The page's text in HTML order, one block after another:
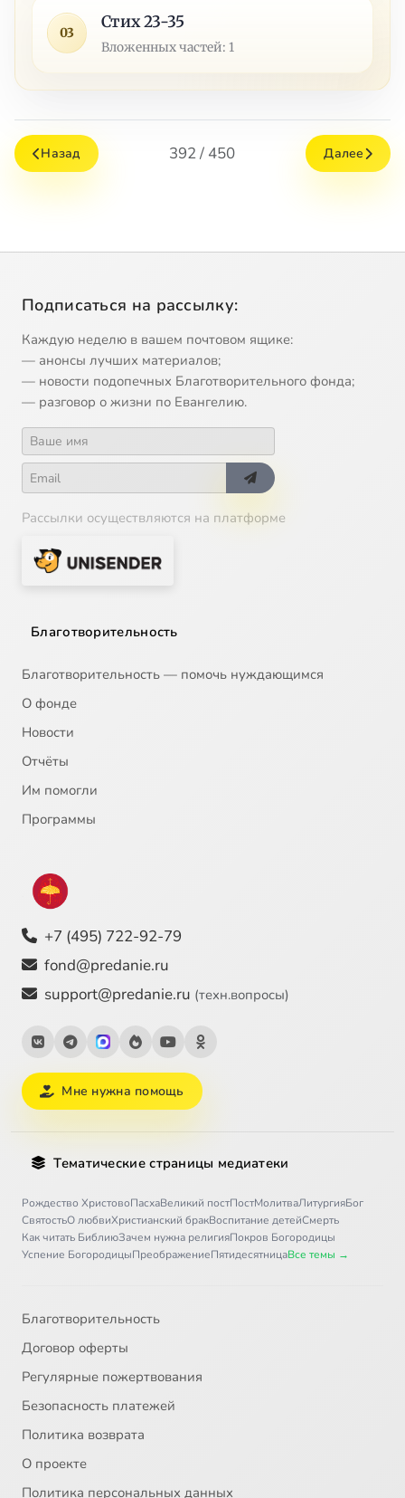
03
Стих 23-35
Вложенных частей: 1
Назад 392 / 450 Далее
Подписаться на рассылку:
Каждую неделю в вашем почтовом ящике:
— анонсы лучших материалов;
— новости подопечных Благотворительного фонда;
— разговор о жизни по Евангелию.
Рассылки осуществляются на платформе
Благотворительность
Благотворительность — помочь нуждающимся
О фонде
Новости
Отчёты
Им помогли
Программы
+7 (495) 722-92-79
fond@predanie.ru
support@predanie.ru (техн.вопросы)
Мне нужна помощь
Тематические страницы медиатеки
Рождество ХристовоПасхаВеликий постПостМолитваЛитургияБог
СвятостьО любвиХристианский бракВоспитание детейСмерть
Как читать БиблиюЗачем нужна религияПокров Богородицы
Успение БогородицыПреображениеПятидесятницаВсе темы →
Благотворительность
Договор оферты
Регулярные пожертвования
Безопасность платежей
Политика возврата
О проекте
Политика персональных данных